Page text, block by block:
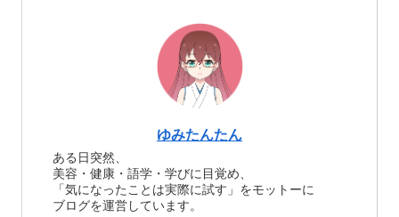
ゆみたんたん
ある日突然、
美容・健康・語学・学びに目覚め、
「気になったことは実際に試す」をモットーに
ブログを運営しています。